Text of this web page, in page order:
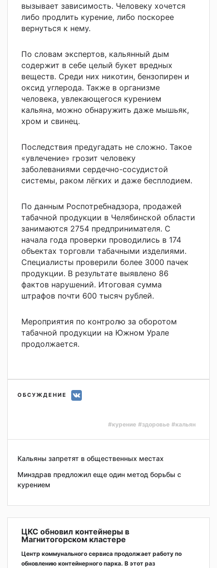
вызывает зависимость. Человеку хочется
либо продлить курение, либо поскорее
вернуться к нему.
По словам экспертов, кальянный дым
содержит в себе целый букет вредных
веществ. Среди них никотин, бензопирен и
оксид углерода. Также в организме
человека, увлекающегося курением
кальяна, можно обнаружить даже мышьяк,
хром и свинец.
Последствия предугадать не сложно. Такое
«увлечение» грозит человеку
заболеваниями сердечно-сосудистой
системы, раком лёгких и даже бесплодием.
По данным Роспотребнадзора, продажей
табачной продукции в Челябинской области
занимаются 2754 предпринимателя. С
начала года проверки проводились в 174
объектах торговли табачными изделиями.
Специалисты проверили более 3000 пачек
продукции. В результате выявлено 86
фактов нарушений. Итоговая сумма
штрафов почти 600 тысяч рублей.
Мероприятия по контролю за оборотом
табачной продукции на Южном Урале
продолжается.
ОБСУЖДЕНИЕ
#курение #здоровье #кальян
Кальяны запретят в общественных местах
Минздрав предложил еще один метод борьбы с
курением
ЦКС обновил контейнеры в
Магнитогорском кластере
Центр коммунального сервиса продолжает работу по
обновлению контейнерного парка. В этот раз